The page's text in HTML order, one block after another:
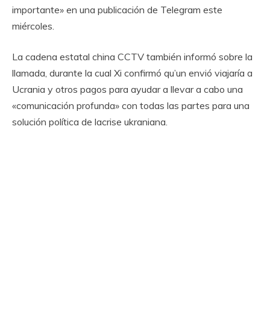
importante» en una publicación de Telegram este
miércoles.
La cadena estatal china CCTV también informó sobre la
llamada, durante la cual Xi confirmó qu’un envió viajaría a
Ucrania y otros pagos para ayudar a llevar a cabo una
«comunicación profunda» con todas las partes para una
solución política de lacrise ukraniana.